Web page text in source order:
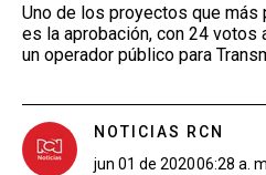
Uno de los proyectos que más
es la aprobación, con 24 votos
un operador público para
NOTICIAS RCN
jun 01 de 202006:28 a. m.